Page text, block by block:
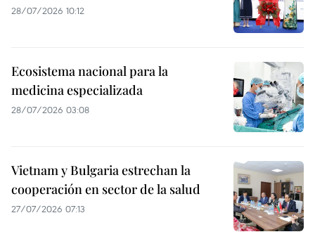
28/07/2026 10:12
Ecosistema nacional para la
medicina especializada
28/07/2026 03:08
Vietnam y Bulgaria estrechan la
cooperación en sector de la salud
27/07/2026 07:13